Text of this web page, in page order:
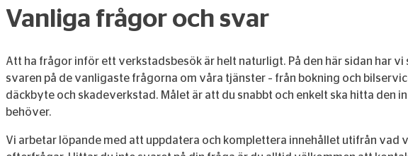
Vanliga frågor och svar
Att ha frågor inför ett verkstadsbesök är helt naturligt. På den här sidan har vi
svaren på de vanligaste frågorna om våra tjänster – från bokning och
däckbyte och skadeverkstad. Målet är att du snabbt och enkelt ska hitta den
behöver.
Vi arbetar löpande med att uppdatera och komplettera innehållet utifrån vad